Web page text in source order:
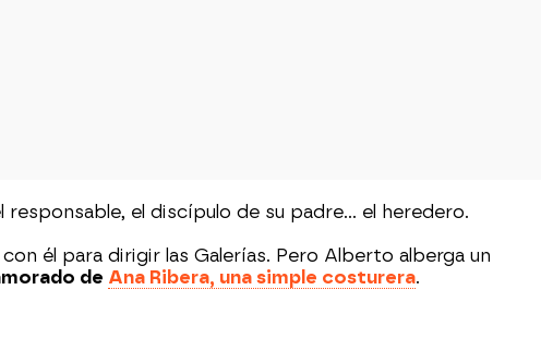
el discípulo de su padre… el heredero.
él para dirigir las Galerías. Pero Alberto alberga un
de Ana Ribera, una simple costurera.